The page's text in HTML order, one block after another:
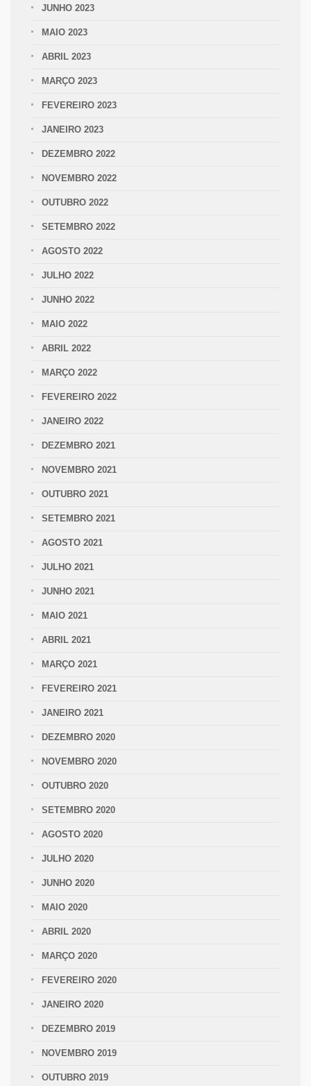
JUNHO 2023
MAIO 2023
ABRIL 2023
MARÇO 2023
FEVEREIRO 2023
JANEIRO 2023
DEZEMBRO 2022
NOVEMBRO 2022
OUTUBRO 2022
SETEMBRO 2022
AGOSTO 2022
JULHO 2022
JUNHO 2022
MAIO 2022
ABRIL 2022
MARÇO 2022
FEVEREIRO 2022
JANEIRO 2022
DEZEMBRO 2021
NOVEMBRO 2021
OUTUBRO 2021
SETEMBRO 2021
AGOSTO 2021
JULHO 2021
JUNHO 2021
MAIO 2021
ABRIL 2021
MARÇO 2021
FEVEREIRO 2021
JANEIRO 2021
DEZEMBRO 2020
NOVEMBRO 2020
OUTUBRO 2020
SETEMBRO 2020
AGOSTO 2020
JULHO 2020
JUNHO 2020
MAIO 2020
ABRIL 2020
MARÇO 2020
FEVEREIRO 2020
JANEIRO 2020
DEZEMBRO 2019
NOVEMBRO 2019
OUTUBRO 2019